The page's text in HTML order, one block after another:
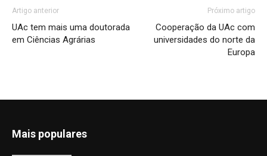
Artigo anterior
UAc tem mais uma doutorada
em Ciências Agrárias
Próximo artigo
Cooperação da UAc com
universidades do norte da
Europa
Mais populares